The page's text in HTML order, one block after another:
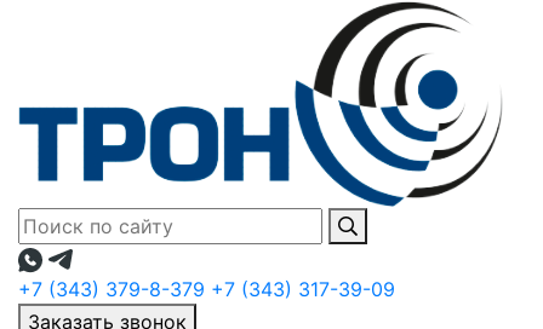
+7 (343) 379-8-379 +7 (343) 317-39-09
Заказать звонок